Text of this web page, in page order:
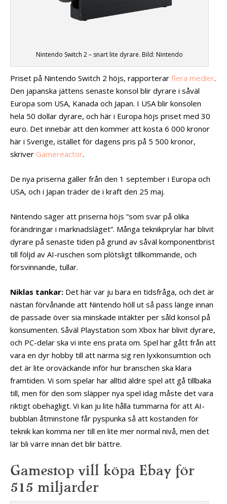
Nintendo Switch 2 – snart lite dyrare. Bild: Nintendo
Priset på Nintendo Switch 2 höjs, rapporterar flera medier.
Den japanska jättens senaste konsol blir dyrare i såväl
Europa som USA, Kanada och Japan. I USA blir konsolen
hela 50 dollar dyrare, och här i Europa höjs priset med 30
euro. Det innebär att den kommer att kosta 6 000 kronor
här i Sverige, istället för dagens pris på 5 500 kronor,
skriver Gamereactor.
De nya priserna gäller från den 1 september i Europa och
USA, och i Japan träder de i kraft den 25 maj.
Nintendo säger att priserna höjs ”som svar på olika
förändringar i marknadsläget”. Många teknikprylar har blivit
dyrare på senaste tiden på grund av såväl komponentbrist
till följd av AI-ruschen som plötsligt tillkommande, och
försvinnande, tullar.
Niklas tankar: Det här var ju bara en tidsfråga, och det är
nästan förvånande att Nintendo höll ut så pass länge innan
de passade över sia minskade intäkter per såld konsol på
konsumenten. Såväl Playstation som Xbox har blivit dyrare,
och PC-delar ska vi inte ens prata om. Spel har gått från att
vara en dyr hobby till att närma sig ren lyxkonsumtion och
det är lite oroväckande inför hur branschen ska klara
framtiden. Vi som spelar har alltid äldre spel att gå tillbaka
till, men för den som släpper nya spel idag måste det vara
riktigt obehagligt. Vi kan ju lite hålla tummarna för att AI-
bubblan åtminstone får pyspunka så att kostanden för
teknik kan komma ner till en lite mer normal nivå, men det
lär bli värre innan det blir bättre.
Gamestop vill köpa Ebay för
515 miljarder